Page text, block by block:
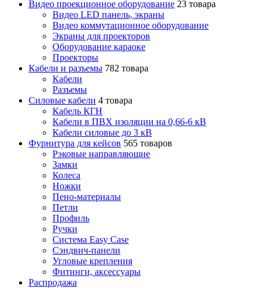
Видео проекционное оборудование 23 товара
Видео LED панель, экраны
Видео коммутационное оборудование
Экраны для проекторов
Оборудование караоке
Проекторы
Кабели и разъемы 782 товара
Кабели
Разъемы
Силовые кабели 4 товара
Кабель КГН
Кабели в ПВХ изоляции на 0,66-6 кВ
Кабели силовые до 3 кВ
Фурнитура для кейсов 565 товаров
Рэковые направляющие
Замки
Колеса
Ножки
Пено-материалы
Петли
Профиль
Ручки
Система Easy Case
Сэндвич-панели
Угловые крепления
Фитинги, аксессуары
Распродажа